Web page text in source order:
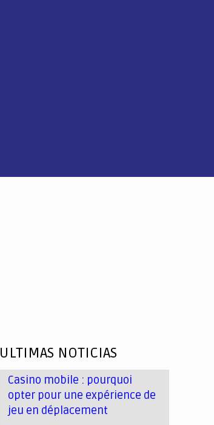
ULTIMAS NOTICIAS
Casino mobile : pourquoi
opter pour une expérience de
jeu en déplacement